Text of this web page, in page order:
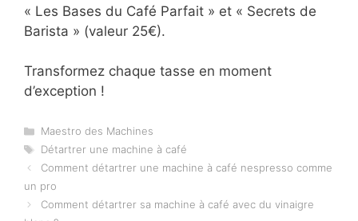
« Les Bases du Café Parfait » et « Secrets de
Barista » (valeur 25€).
Transformez chaque tasse en moment
d’exception !
Catégories
Maestro des Machines
Étiquettes
Détartrer une machine à café
Comment détartrer une machine à café nespresso comme
un pro
Comment détartrer sa machine à café avec du vinaigre